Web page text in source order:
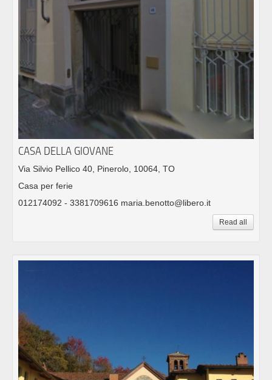
CASA DELLA GIOVANE
Via Silvio Pellico 40, Pinerolo, 10064, TO
Casa per ferie
012174092 - 3381709616 maria.benotto@libero.it
Read all